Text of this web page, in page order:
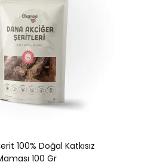
100% Doğal Katkısız
100 Gr